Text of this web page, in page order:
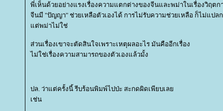
พี่เห็นด้วยอย่างแรงเรื่องความแตกต่างของจีนและพม่าในเรื่องวิฤต
จีนมี "ปัญญา" ช่วยเหลือตัวเองได้ การไม่รับความช่วยเหลือ ก็ไม่แปลก
ต่พม่าไม่ใช่
ส่วนเรื่องเขาจะตัดสินใจเพราะเหตุผลอะไร มันคืออีกเรื่อง
ไม่ใช่เรื่องความสามารถของตัวเองแล้วมั้ง
ปล. ว่าแต่ครั้งนี้ รีบร้อนพิมพ์ไปป่ะ สะกดผิดเพียบเล
เช่น